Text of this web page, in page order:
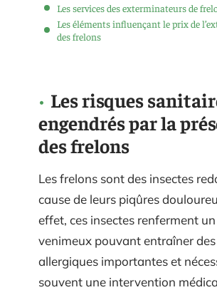
Les services des exterminateurs de
Les éléments influençant le prix de
des frelons
Les risques
engendrés par la
des frelons
Les frelons sont des insectes
cause de leurs piqûres
effet, ces insectes renferment
venimeux pouvant entraîner
allergiques importantes et
souvent une intervention